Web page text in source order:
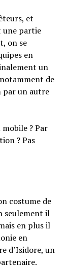
et
une partie
on se
en
un
de
par un autre
? Par
? Pas
costume de
seulement il
en plus il
en
d’Isidore, un